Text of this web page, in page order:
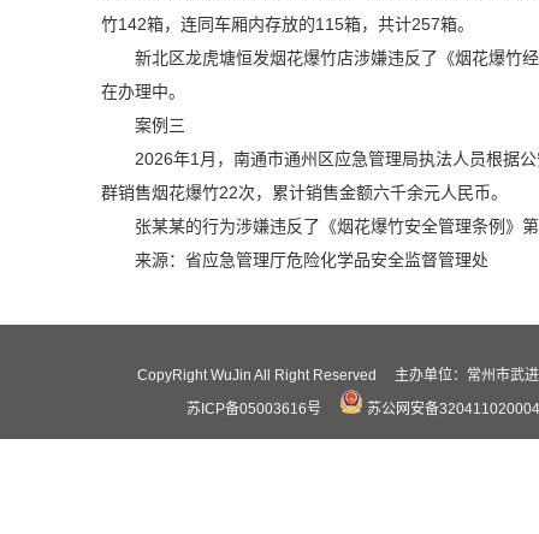
竹142箱，连同车厢内存放的115箱，共计257箱。
新北区龙虎塘恒发烟花爆竹店涉嫌违反了《烟花爆竹
在办理中。
案例三
2026年1月，南通市通州区应急管理局执法人员根据
群销售烟花爆竹22次，累计销售金额六千余元人民币。
张某某的行为涉嫌违反了《烟花爆竹安全管理条例》
来源：省应急管理厅危险化学品安全监督管理处
CopyRight WuJin All Right Reserved 主办单位：常州市
苏ICP备05003616号
苏公网安备